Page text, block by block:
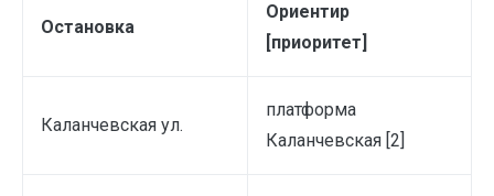
Остановка
Ориентир
[приоритет]
Каланчевская ул.
платформа
Каланчевская [2]